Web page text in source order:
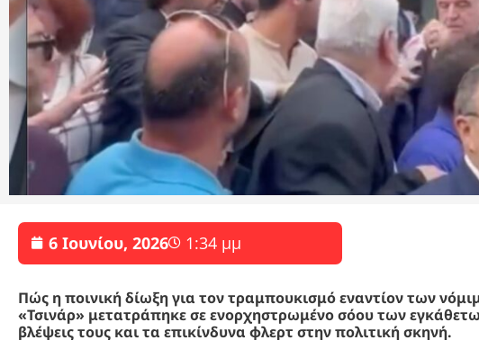
6 Ιουνίου, 2026 1:34 μμ
Πώς η ποινική δίωξη για τον τραμπουκισμό εναντίον των
«Τσινάρ» μετατράπηκε σε ενορχηστρωμένο σόου των
βλέψεις τους και τα επικίνδυνα φλερτ στην πολιτική σκηνή.